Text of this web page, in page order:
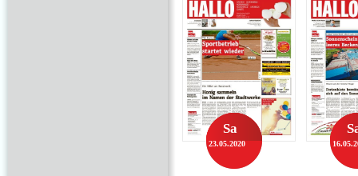
Sa
23.05.2020